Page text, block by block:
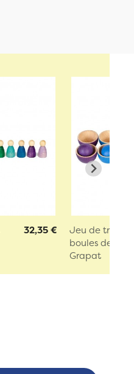
32,35 €
Jeu de tri 12
boules de
Grapat